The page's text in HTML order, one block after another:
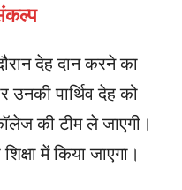
देह दान करने का
पार्थिव देह को
की टीम ले जाएगी।
में किया जाएगा।